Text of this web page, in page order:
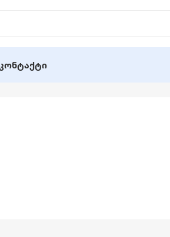
Კონტაქტი